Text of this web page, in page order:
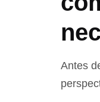
Antes